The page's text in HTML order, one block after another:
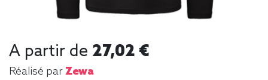
A partir de 27,02 €
Réalisé parZewa